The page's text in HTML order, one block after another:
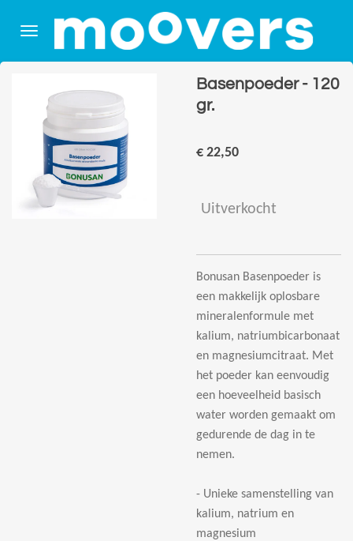
direct
hoofdinhoud
Basenpoeder - 120
gr.
€ 22,50
Uitverkocht
Bonusan Basenpoeder is
een makkelijk oplosbare
mineralenformule met
kalium, natriumbicarbonaat
en magnesiumcitraat. Met
het poeder kan eenvoudig
een hoeveelheid basisch
water worden gemaakt om
gedurende de dag in te
nemen.
- Unieke samenstelling van
kalium, natrium en
magnesium